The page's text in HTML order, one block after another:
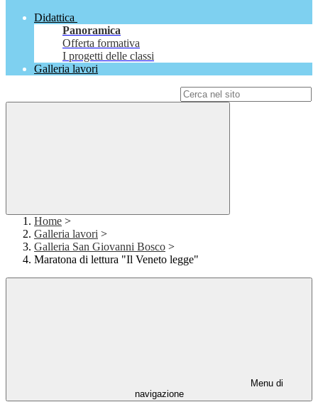
Didattica
Panoramica
Offerta formativa
I progetti delle classi
Galleria lavori
Home >
Galleria lavori >
Galleria San Giovanni Bosco >
Maratona di lettura "Il Veneto legge"
Menu di
navigazione